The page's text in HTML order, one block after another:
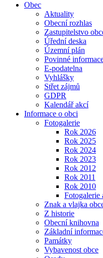
Obec
Aktuality
Obecní rozhlas
Zastupitelstvo
Úřední deska
Územní plán
Povinné
E-podatelna
Vyhlášky
Střet zájmů
GDPR
Kalendář akcí
Informace o obci
Fotogalerie
Rok 2026
Rok 2025
Rok 2024
Rok 2023
Rok 2012
Rok 2011
Rok 2010
Fotogalerie
Znak a vlajka
Z historie
Obecní knihovna
Základní
Památky
Vybavenost obce